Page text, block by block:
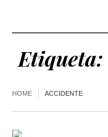
Etiqueta:
HOME ACCIDENTE